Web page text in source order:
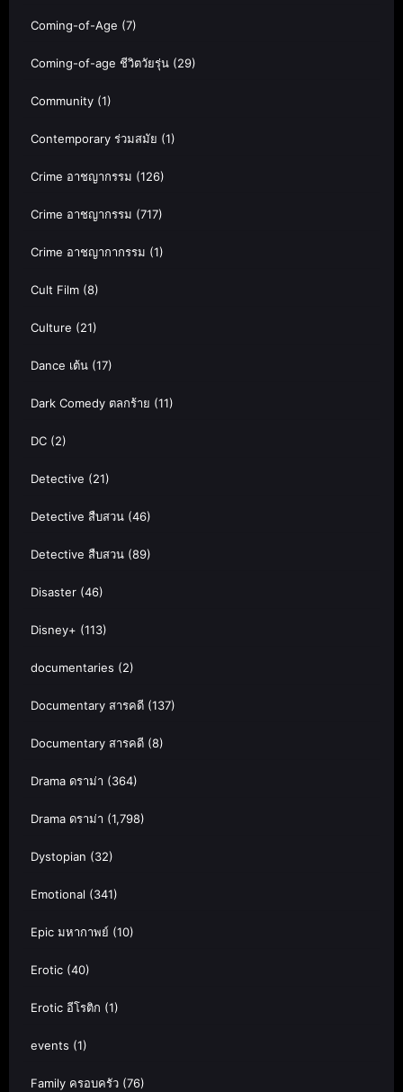
Coming-of-Age (7)
Coming-of-age ชีวิตวัยรุ่น (29)
Community (1)
Contemporary ร่วมสมัย (1)
Crime อาชญากรรม (126)
Crime อาชญากรรม (717)
Crime อาชญากากรรม (1)
Cult Film (8)
Culture (21)
Dance เต้น (17)
Dark Comedy ตลกร้าย (11)
DC (2)
Detective (21)
Detective สืบสวน (46)
Detective สืบสวน (89)
Disaster (46)
Disney+ (113)
documentaries (2)
Documentary สารคดี (137)
Documentary สารคดี (8)
Drama ดราม่า (364)
Drama ดราม่า (1,798)
Dystopian (32)
Emotional (341)
Epic มหากาพย์ (10)
Erotic (40)
Erotic อีโรติก (1)
events (1)
Family ครอบครัว (76)